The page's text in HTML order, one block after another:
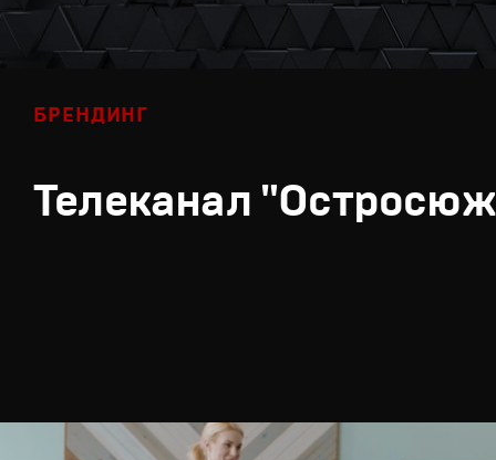
БРЕНДИНГ
Телеканал